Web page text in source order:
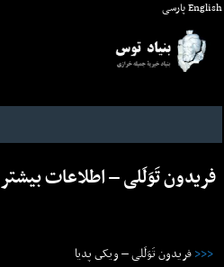
Englishپارسی
فریدون تَوَلَلی – اطلاعات بيشتر
<<<فریدون تَوَلَلی – ويکى پديا